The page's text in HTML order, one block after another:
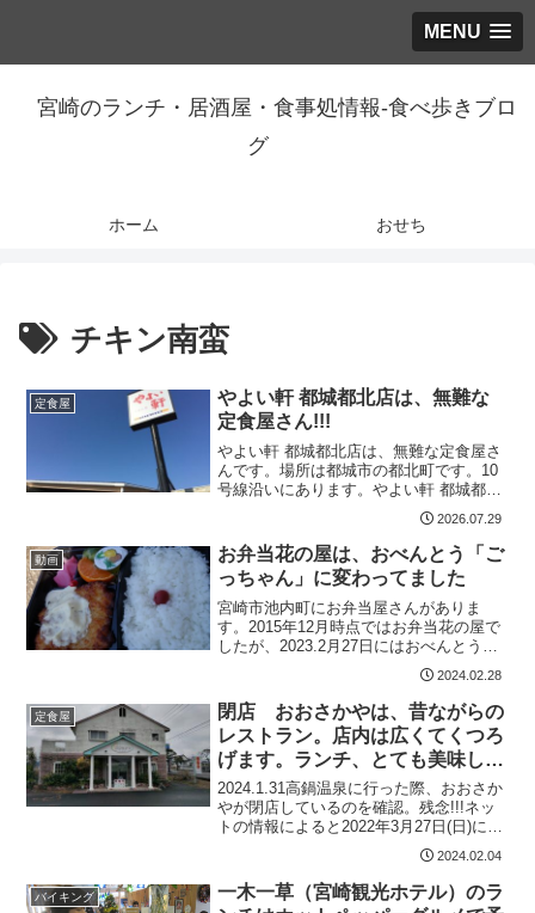
MENU
宮崎のランチ・居酒屋・食事処情報-食べ歩きブロ
グ
ホーム おせち
チキン南蛮
定食屋
やよい軒 都城都北店は、無難な
定食屋さん!!!
やよい軒 都城都北店は、無難な定食屋さ
んです。場所は都城市の都北町です。10
号線沿いにあります。やよい軒 都城都北
店 基本情報都城市都北町６４１８−１営
業時間 10:00-23:00公式サイト食事した
日 2017.03.14、2026.07...
2026.07.29
動画
お弁当花の屋は、おべんとう「ご
っちゃん」に変わってました
宮崎市池内町にお弁当屋さんがありま
す。2015年12月時点ではお弁当花の屋で
したが、2023.2月27日にはおべんとう
「ごっちゃん」になってました。おべん
とう「ごっちゃん」基本情報宮崎市池内
町松島１４３０−２0985-88-1736営業時
間...
2024.02.28
定食屋
閉店 おおさかやは、昔ながらの
レストラン。店内は広くてくつろ
げます。ランチ、とても美味しか
った。昭和を感じます
2024.1.31高鍋温泉に行った際、おおさか
やが閉店しているのを確認。残念!!!ネッ
トの情報によると2022年3月27日(日)に閉
店した模様。残念!!!おおさかやは、高鍋
町にある定食屋さんです。チキン南蛮が
有名なようです。定食の他に、デザ...
2024.02.04
バイキング
一木一草（宮崎観光ホテル）のラ